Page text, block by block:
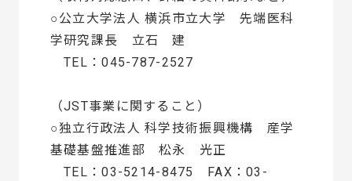
○公立大学法人 横浜市立大学 先端医科
学研究課長 立石 建
TEL：045-787-2527
（JST事業に関すること）
○独立行政法人 科学技術振興機構 産学
基礎基盤推進部 松永 光正
TEL：03-5214-8475 FAX：03-